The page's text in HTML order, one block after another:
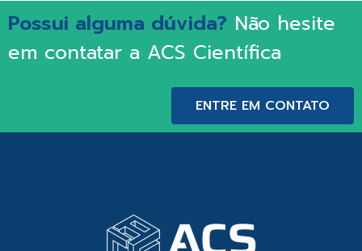
Possui alguma dúvida? Não hesite
em contatar a ACS Científica
ENTRE EM CONTATO